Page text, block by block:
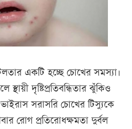
একটি হচ্ছে চোখের সমস্যা।
স্থায়ী দৃষ্টিপ্রতিবন্ধিতার ঝুঁকিও
সরাসরি চোখের টিস্যুকে
রোগ প্রতিরোধক্ষমতা দুর্বল